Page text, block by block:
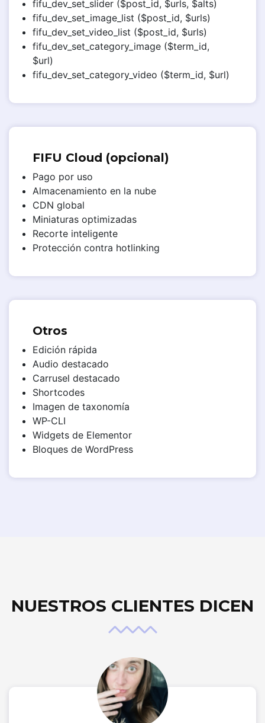
fifu_dev_set_slider ($post_id, $urls, $alts)
fifu_dev_set_image_list ($post_id, $urls)
fifu_dev_set_video_list ($post_id, $urls)
fifu_dev_set_category_image ($term_id,
$url)
fifu_dev_set_category_video ($term_id, $url)
FIFU Cloud (opcional)
Pago por uso
Almacenamiento en la nube
CDN global
Miniaturas optimizadas
Recorte inteligente
Protección contra hotlinking
Otros
Edición rápida
Audio destacado
Carrusel destacado
Shortcodes
Imagen de taxonomía
WP-CLI
Widgets de Elementor
Bloques de WordPress
NUESTROS CLIENTES DICEN